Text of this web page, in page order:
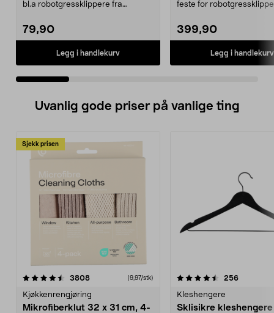
bl.a robotgressklippere fra
79,90
Legg i handlekurv
feste for
399,90
Legg i handlekurv
Uvanlig gode priser på vanlige ting
Sjekk prisen
3808anmeldelser(9,97/stk)
Kjøkkenrengjøring
Mikrofiberklut 32 x 31 cm, 4-
4.5av 5 stjerner 256
Kleshengere
Sklisikre
4.5av 5 stjerner